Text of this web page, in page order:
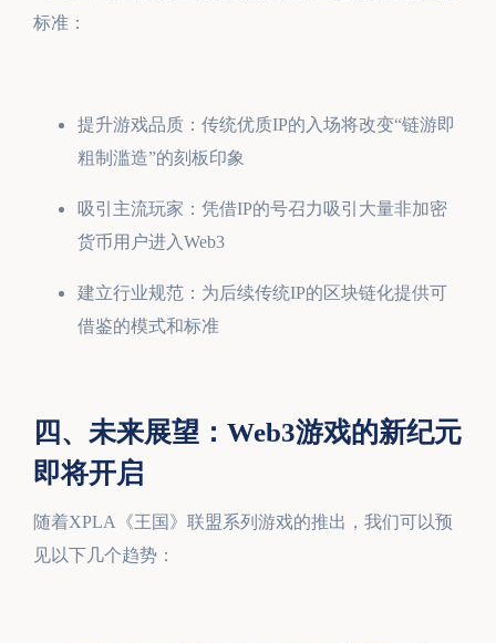
标准：
提升游戏品质：传统优质IP的入场将改变“链游即
粗制滥造”的刻板印象
吸引主流玩家：凭借IP的号召力吸引大量非加密
货币用户进入Web3
建立行业规范：为后续传统IP的区块链化提供可
借鉴的模式和标准
四、未来展望：Web3游戏的新纪元
即将开启
随着XPLA《王国》联盟系列游戏的推出，我们可以预
见以下几个趋势：